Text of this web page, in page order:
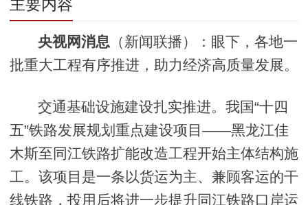
主要内容
央视网消息 （新闻联播）：眼下，各地一
批重大工程有序推进，助力经济高质量发展。
交通基础设施建设扎实推进。我国“十四
五”铁路发展规划重点建设项目——黑龙江佳
木斯至同江铁路扩能改造工程开始主体结构施
工。该项目是一条以货运为主、兼顾客运的干
线铁路，投用后将进一步提升同江铁路口岸运